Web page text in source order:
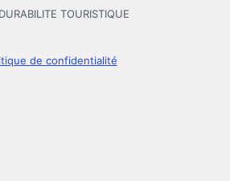
TOURISTIQUE
de confidentialité